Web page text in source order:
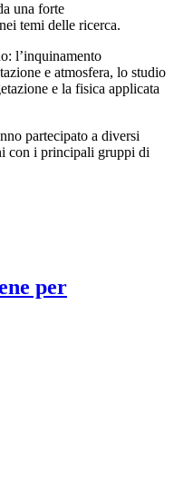
una forte
temi delle ricerca.
l’inquinamento
e atmosfera, lo studio
e la fisica applicata
partecipato a diversi
con i principali gruppi di
per